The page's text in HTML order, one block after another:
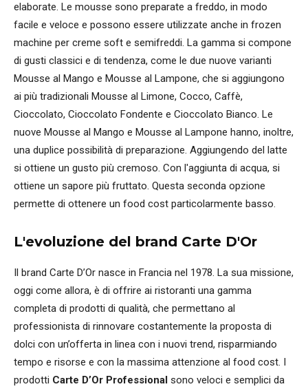
elaborate. Le mousse sono preparate a freddo, in modo
facile e veloce e possono essere utilizzate anche in frozen
machine per creme soft e semifreddi. La gamma si compone
di gusti classici e di tendenza, come le due nuove varianti
Mousse al Mango e Mousse al Lampone, che si aggiungono
ai più tradizionali Mousse al Limone, Cocco, Caffè,
Cioccolato, Cioccolato Fondente e Cioccolato Bianco. Le
nuove Mousse al Mango e Mousse al Lampone hanno, inoltre,
una duplice possibilità di preparazione. Aggiungendo del latte
si ottiene un gusto più cremoso. Con l'aggiunta di acqua, si
ottiene un sapore più fruttato. Questa seconda opzione
permette di ottenere un food cost particolarmente basso.
L'evoluzione del brand Carte D'Or
Il brand Carte D’Or nasce in Francia nel 1978. La sua missione,
oggi come allora, è di offrire ai ristoranti una gamma
completa di prodotti di qualità, che permettano al
professionista di rinnovare costantemente la proposta di
dolci con un’offerta in linea con i nuovi trend, risparmiando
tempo e risorse e con la massima attenzione al food cost. I
prodotti Carte D’Or Professional sono veloci e semplici da